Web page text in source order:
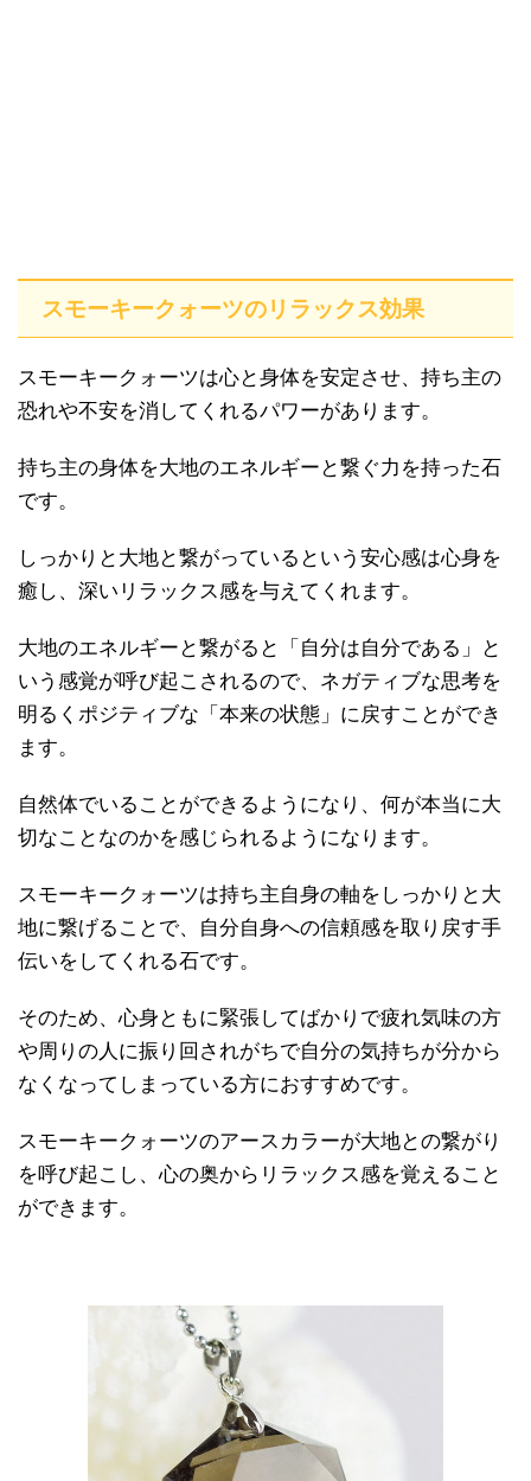
スモーキークォーツのリラックス効果
スモーキークォーツは心と身体を安定させ、持ち主の
恐れや不安を消してくれるパワーがあります。
持ち主の身体を大地のエネルギーと繋ぐ力を持った石
です。
しっかりと大地と繋がっているという安心感は心身を
癒し、深いリラックス感を与えてくれます。
大地のエネルギーと繋がると「自分は自分である」と
いう感覚が呼び起こされるので、ネガティブな思考を
明るくポジティブな「本来の状態」に戻すことができ
ます。
自然体でいることができるようになり、何が本当に大
切なことなのかを感じられるようになります。
スモーキークォーツは持ち主自身の軸をしっかりと大
地に繋げることで、自分自身への信頼感を取り戻す手
伝いをしてくれる石です。
そのため、心身ともに緊張してばかりで疲れ気味の方
や周りの人に振り回されがちで自分の気持ちが分から
なくなってしまっている方におすすめです。
スモーキークォーツのアースカラーが大地との繋がり
を呼び起こし、心の奥からリラックス感を覚えること
ができます。